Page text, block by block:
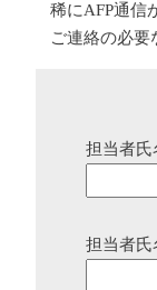
稀にAFP通信
ご連絡の必
担当者氏
担当者氏